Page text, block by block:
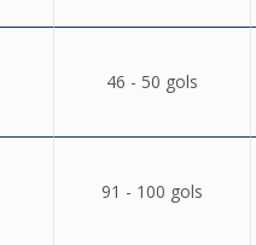
46 - 50 gols
91 - 100 gols